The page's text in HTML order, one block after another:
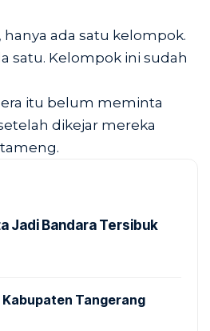
ada satu kelompok.
satu. Kelompok ini sudah
itu belum meminta
dikejar mereka
Jadi Bandara Tersibuk
Kabupaten Tangerang